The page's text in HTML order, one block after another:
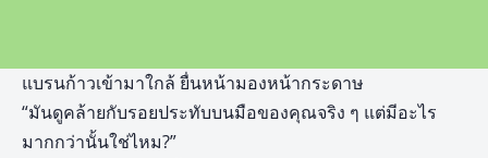
แบรนก้าวเข้ามาใกล้ ยื่นหน้ามองหน้ากระดาษ
“มันดูคล้ายกับรอยประทับบนมือของคุณจริง ๆ แต่มีอะไร
มากกว่านั้นใช่ไหม?”